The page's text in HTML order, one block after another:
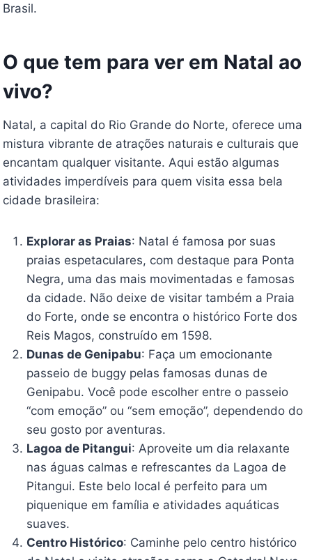
Brasil.
O que tem para ver em Natal ao
vivo?
Natal, a capital do Rio Grande do Norte, oferece uma
mistura vibrante de atrações naturais e culturais que
encantam qualquer visitante. Aqui estão algumas
atividades imperdíveis para quem visita essa bela
cidade brasileira:
Explorar as Praias: Natal é famosa por suas
praias espetaculares, com destaque para Ponta
Negra, uma das mais movimentadas e famosas
da cidade. Não deixe de visitar também a Praia
do Forte, onde se encontra o histórico Forte dos
Reis Magos, construído em 1598.
Dunas de Genipabu: Faça um emocionante
passeio de buggy pelas famosas dunas de
Genipabu. Você pode escolher entre o passeio
“com emoção” ou “sem emoção”, dependendo do
seu gosto por aventuras.
Lagoa de Pitangui: Aproveite um dia relaxante
nas águas calmas e refrescantes da Lagoa de
Pitangui. Este belo local é perfeito para um
piquenique em família e atividades aquáticas
suaves.
Centro Histórico: Caminhe pelo centro histórico